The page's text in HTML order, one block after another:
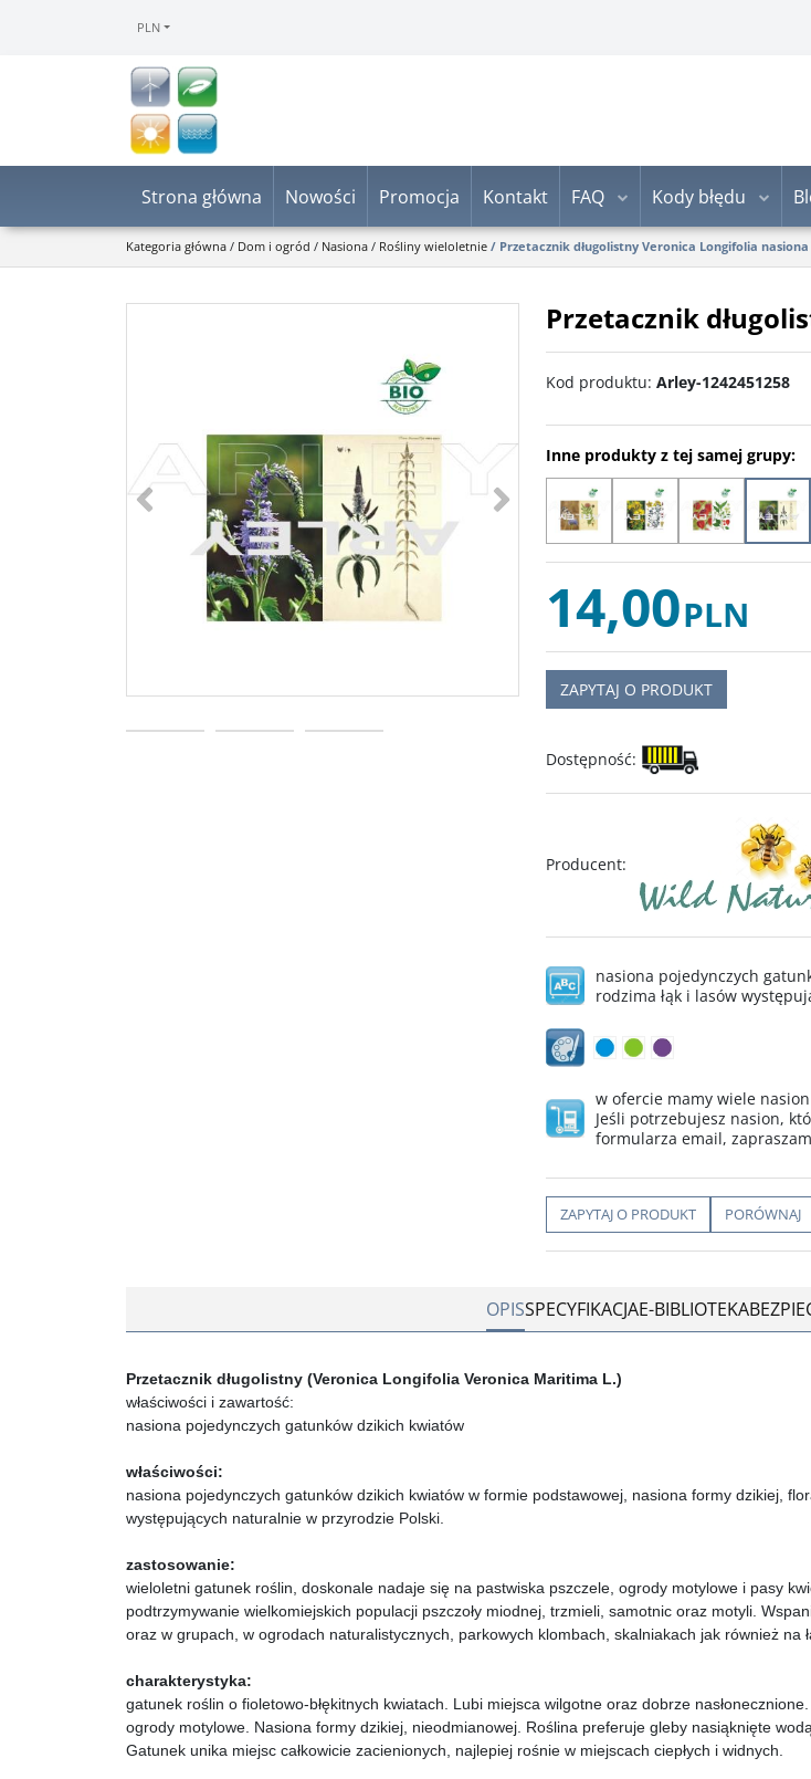
PLN
Strona główna Nowości Promocja Kontakt FAQ Kody błędu
Kategoria główna / Dom i ogród / Nasiona / Rośliny wieloletnie / Przetacznik długolistny Veronica Longifolia nasiona
<
Przetacznik
Kod produktu: Arley-1242451258
Inne produkty z tej samej grupy:
14,00PLN
ZAPYTAJ O PRODUKT
Dostępność:
Producent:
nasiona pojedynczych
rodzima łąk i lasów
w ofercie mamy wiele
Jeśli potrzebujesz nasion,
formularza email,
ZAPYTAJ O PRODUKT PORÓWNAJ
OPISSPECYFIKACJAE-BIBLIOTEKA
Przetacznik długolistny (Veronica Longifolia Veronica Maritima L.)
właściwości i zawartość:
nasiona pojedynczych gatunków dzikich kwiatów
właściwości:
nasiona pojedynczych gatunków dzikich kwiatów w formie podstawowej, nasiona formy dzikiej,
występujących naturalnie w przyrodzie Polski.
zastosowanie:
wieloletni gatunek roślin, doskonale nadaje się na pastwiska pszczele, ogrody motylowe i pasy
podtrzymywanie wielkomiejskich populacji pszczoły miodnej, trzmieli, samotnic oraz motyli .
oraz w grupach, w ogrodach naturalistycznych, parkowych klombach, skalniakach jak również na
charakterystyka:
gatunek roślin o fioletowo-błękitnych kwiatach. Lubi miejsca wilgotne oraz dobrze
ogrody motylowe. Nasiona formy dzikiej, nieodmianowej. Roślina preferuje gleby nasiąknięte
Gatunek unika miejsc całkowicie zacienionych, najlepiej rośnie w miejscach ciepłych i widnych.